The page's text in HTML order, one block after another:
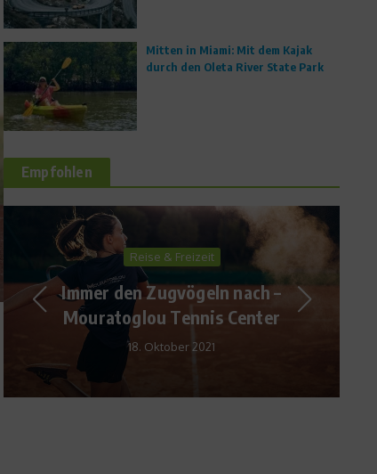
Mitten in Miami: Mit dem Kajak
durch den Oleta River State Park
Empfohlen
DSV-Sportdirektor Maier im
Interview – Kein unnötiger
Druck